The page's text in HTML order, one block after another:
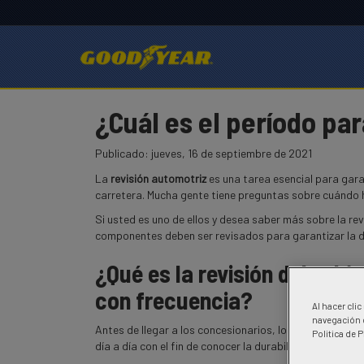
¿Cuál es el período
Goodyear
Goodyear
¿Cuál
el
período
para
revisar
automóvil?
Publicado: jueves, 16 de septiembre de 2021
La revisión automotriz es una tarea esencial para
carretera. Mucha gente tiene preguntas sobre
Si usted es uno de ellos y desea saber más sobre la
componentes deben ser revisados para garantizar la
¿Qué es la revisión del
con frecuencia?
Antes de llegar a los concesionarios, los fabricantes
día a día con el fin de conocer la durabilidad de los
Al hacer clic
navegación
Politica de